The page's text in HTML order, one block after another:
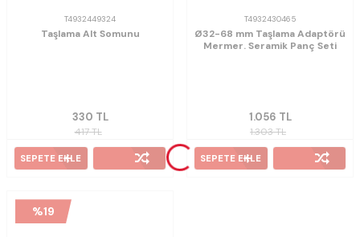
T4932449324
Taşlama Alt Somunu
417TL
330 TL
SEPETE EKLE
T4932430465
Ø32-68 mm Taşlama Adaptörü
Mermer. Seramik Panç Seti
1.303TL
1.056 TL
SEPETE EKLE
%19